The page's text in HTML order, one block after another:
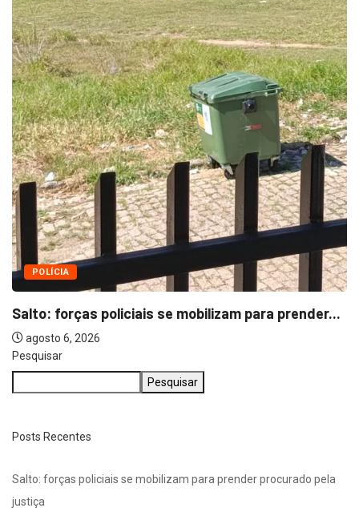
Pesquisar
Pesquisar
Posts Recentes
Salto: forças policiais se mobilizam para prender procurado pela
justiça